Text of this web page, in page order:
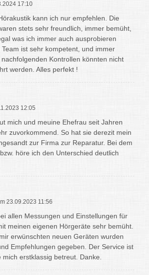
17:10
kann ich nur empfehlen. Die
stets sehr freundlich, immer bemüht,
was ich immer auch ausprobieren
ist sehr kompetent, und immer
Kontrollen könnten nicht
werden. Alles perfekt !
12:05
mich und meuine Ehefrau seit Jahren
zuvorkommend. So hat sie derezit mein
zur Firma zur Reparatur. Bei dem
höre ich den Unterschied deutlich
23.09.2023 11:56
allen Messungen und Einstellungen für
meinen eigenen Hörgeräte sehr bemüht.
erwünschten neuen Geräten wurden
Empfehlungen gegeben. Der Service ist
mich erstklassig betreut. Danke.